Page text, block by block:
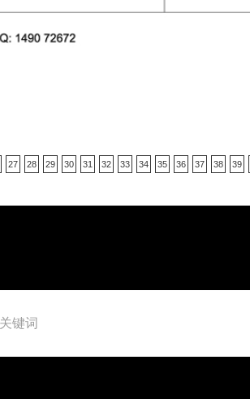
27 28 29 30 31 32 33 34 35 36 37 38 39